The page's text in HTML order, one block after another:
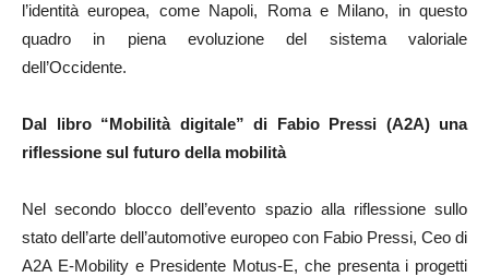
l’identità europea, come Napoli, Roma e Milano, in questo
quadro in piena evoluzione del sistema valoriale
dell’Occidente.
Dal libro “Mobilità digitale” di Fabio Pressi (A2A) una
riflessione sul futuro della mobilità
Nel secondo blocco dell’evento spazio alla riflessione sullo
stato dell’arte dell’automotive europeo con Fabio Pressi, Ceo di
A2A E-Mobility e Presidente Motus-E, che presenta i progetti